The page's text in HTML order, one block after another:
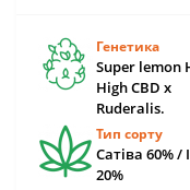
Генетика
Super lemon
High CBD x
Ruderalis.
Тип сорту
Сатіва 60% /
20%